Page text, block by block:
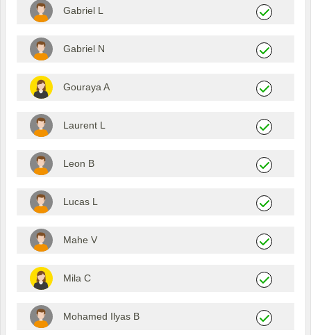
Gabriel L
Gabriel N
Gouraya A
Laurent L
Leon B
Lucas L
Mahe V
Mila C
Mohamed Ilyas B